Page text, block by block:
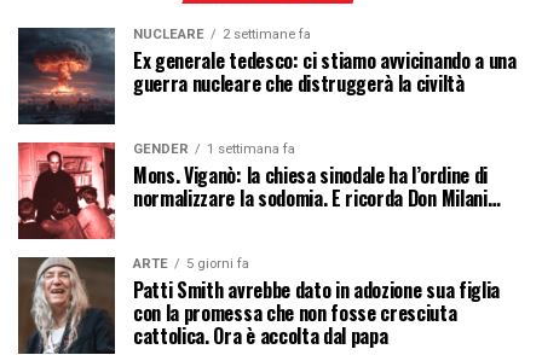
NUCLEARE 2 settimane fa
Ex generale tedesco: ci stiamo avvicinando a una
guerra nucleare che distruggerà la civiltà
GENDER 1 settimana fa
Mons. Viganò: la chiesa sinodale ha l’ordine di
normalizzare la sodomia. E ricorda Don Milani…
ARTE 5 giorni fa
Patti Smith avrebbe dato in adozione sua figlia
con la promessa che non fosse cresciuta
cattolica. Ora è accolta dal papa